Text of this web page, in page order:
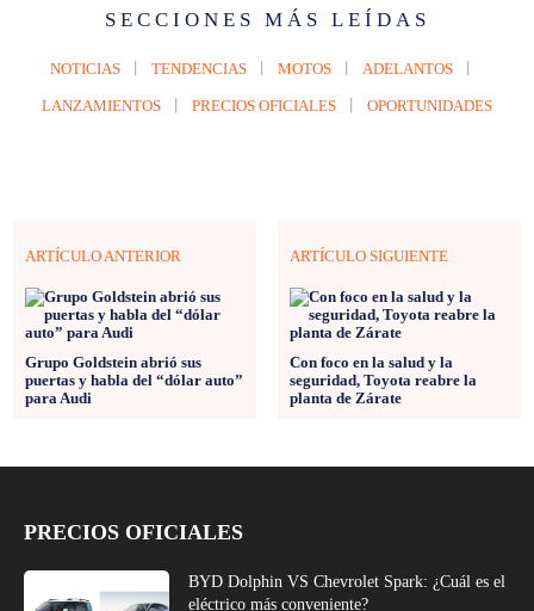
SECCIONES MÁS LEÍDAS
NOTICIAS TENDENCIAS MOTOS ADELANTOS
LANZAMIENTOS PRECIOS OFICIALES OPORTUNIDADES
ARTÍCULO ANTERIOR
Grupo Goldstein abrió sus
puertas y habla del “dólar auto”
para Audi
ARTÍCULO SIGUIENTE
Con foco en la salud y la
seguridad, Toyota reabre la
planta de Zárate
PRECIOS OFICIALES
BYD Dolphin VS Chevrolet Spark: ¿Cuál es el
eléctrico más conveniente?